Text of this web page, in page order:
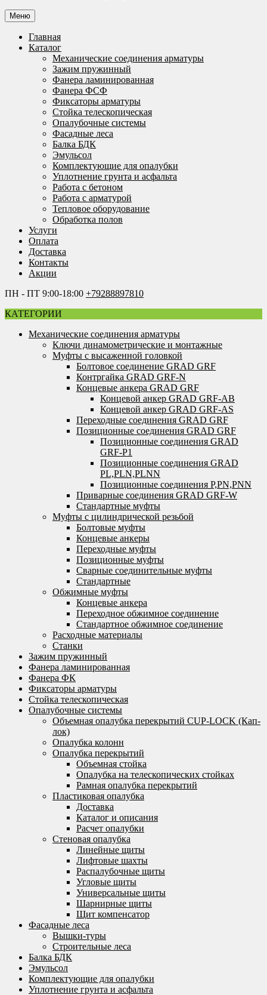
Меню
Главная
Каталог
Механические соединения арматуры
Зажим пружинный
Фанера ламинированная
Фанера ФСФ
Фиксаторы арматуры
Стойка телескопическая
Опалубочные системы
Фасадные леса
Балка БДК
Эмульсол
Комплектующие для опалубки
Уплотнение грунта и асфальта
Работа с бетоном
Работа с арматурой
Тепловое оборудование
Обработка полов
Услуги
Оплата
Доставка
Контакты
Акции
ПН - ПТ 9:00-18:00 +79288897810
КАТЕГОРИИ
Механические соединения арматуры
Ключи динамометрические и монтажные
Муфты с высаженной головкой
Болтовое соединение GRAD GRF
Контргайка GRAD GRF-N
Концевые анкера GRAD GRF
Концевой анкер GRAD GRF-AB
Концевой анкер GRAD GRF-AS
Переходные соединения GRAD GRF
Позиционные соединения GRAD GRF
Позиционные соединения GRAD
GRF-P1
Позиционные соединения GRAD
PL,PLN,PLNN
Позиционные соединения P,PN,PNN
Приварные соединения GRAD GRF-W
Стандартные муфты
Муфты с цилиндрической резьбой
Болтовые муфты
Концевые анкеры
Переходные муфты
Позиционные муфты
Сварные соединительные муфты
Стандартные
Обжимные муфты
Концевые анкера
Переходное обжимное соединение
Стандартное обжимное соединение
Расходные материалы
Станки
Зажим пружинный
Фанера ламинированная
Фанера ФК
Фиксаторы арматуры
Стойка телескопическая
Опалубочные системы
Объемная опалубка перекрытий CUP-LOCK (Кап-
лок)
Опалубка колонн
Опалубка перекрытий
Объемная стойка
Опалубка на телескопических стойках
Рамная опалубка перекрытий
Пластиковая опалубка
Доставка
Каталог и описания
Расчет опалубки
Стеновая опалубка
Линейные щиты
Лифтовые шахты
Распалубочные щиты
Угловые щиты
Универсальные щиты
Шарнирные щиты
Щит компенсатор
Фасадные леса
Вышки-туры
Строительные леса
Балка БДК
Эмульсол
Комплектующие для опалубки
Уплотнение грунта и асфальта